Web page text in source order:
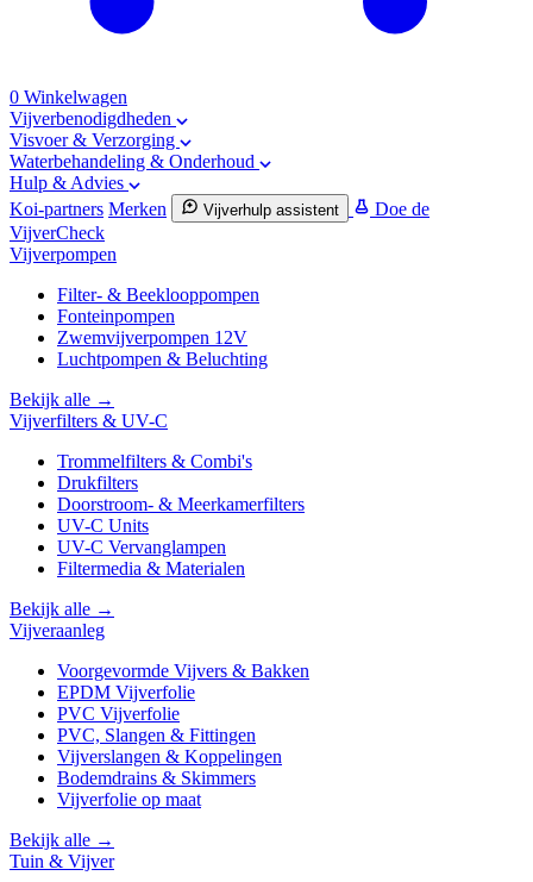
0 Winkelwagen
Vijverbenodigdheden
Visvoer & Verzorging
Waterbehandeling & Onderhoud
Hulp & Advies
Koi-partners Merken Vijverhulp assistent
Doe de
VijverCheck
Vijverpompen
Filter- & Beeklooppompen
Fonteinpompen
Zwemvijverpompen 12V
Luchtpompen & Beluchting
Bekijk alle →
Vijverfilters & UV-C
Trommelfilters & Combi's
Drukfilters
Doorstroom- & Meerkamerfilters
UV-C Units
UV-C Vervanglampen
Filtermedia & Materialen
Bekijk alle →
Vijveraanleg
Voorgevormde Vijvers & Bakken
EPDM Vijverfolie
PVC Vijverfolie
PVC, Slangen & Fittingen
Vijverslangen & Koppelingen
Bodemdrains & Skimmers
Vijverfolie op maat
Bekijk alle →
Tuin & Vijver